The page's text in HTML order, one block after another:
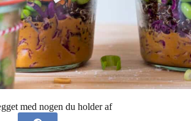
med nogen du holder af